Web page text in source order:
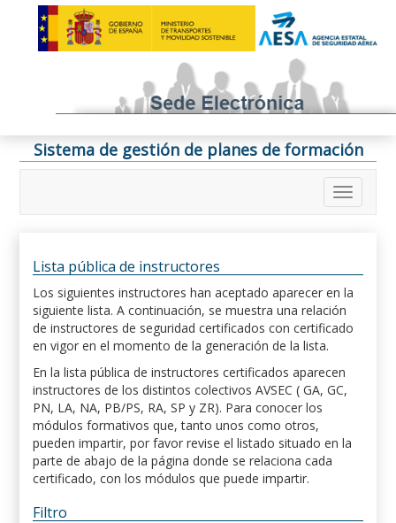
Sistema de gestión de planes de formación
Lista pública de instructores
Los siguientes instructores han aceptado aparecer en la
siguiente lista. A continuación, se muestra una relación
de instructores de seguridad certificados con certificado
en vigor en el momento de la generación de la lista.
En la lista pública de instructores certificados aparecen
instructores de los distintos colectivos AVSEC ( GA, GC,
PN, LA, NA, PB/PS, RA, SP y ZR). Para conocer los
módulos formativos que, tanto unos como otros,
pueden impartir, por favor revise el listado situado en la
parte de abajo de la página donde se relaciona cada
certificado, con los módulos que puede impartir.
Filtro